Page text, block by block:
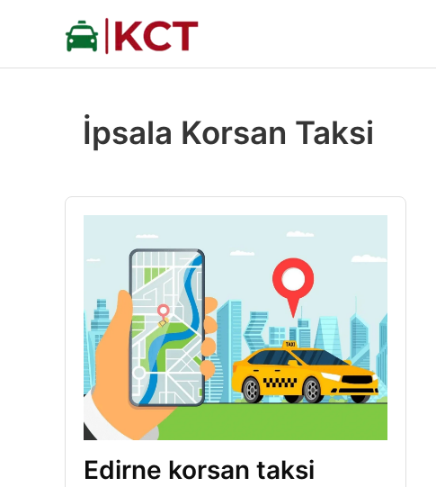
İpsala Korsan Taksi
Edirne korsan taksi